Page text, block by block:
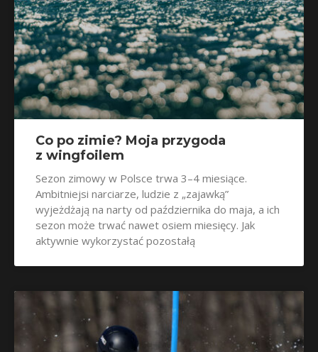
Co po zimie? Moja przygoda
z wingfoilem
Sezon zimowy w Polsce trwa 3–4 miesiące.
Ambitniejsi narciarze, ludzie z „zajawką”
wyjeżdżają na narty od października do maja, a ich
sezon może trwać nawet osiem miesięcy. Jak
aktywnie wykorzystać pozostałą